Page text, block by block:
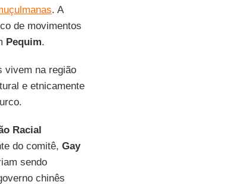
. A
de movimentos
Pequim.
vivem na região
e etnicamente
Racial
do comitê, Gay
sendo
chinês